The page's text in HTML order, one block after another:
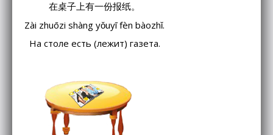
在桌子上有一份报纸。
Zài zhuōzi shàng yǒuyī fèn bàozhǐ.
На столе есть (лежит) газета.